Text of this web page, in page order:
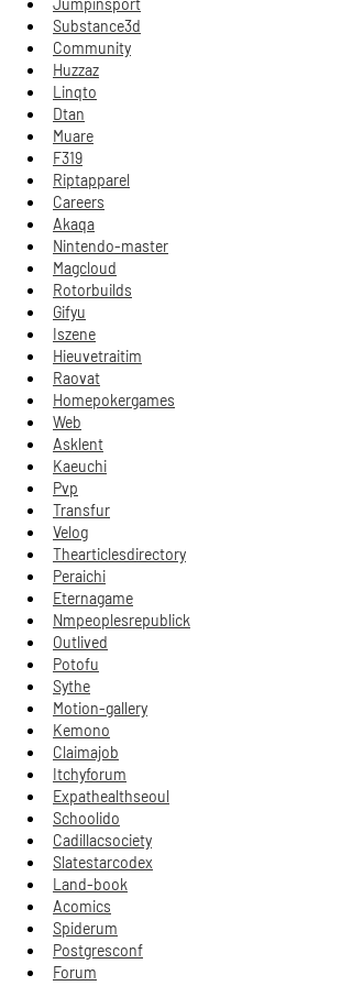
Jumpinsport
Substance3d
Community
Huzzaz
Linqto
Dtan
Muare
F319
Riptapparel
Careers
Akaqa
Nintendo-master
Magcloud
Rotorbuilds
Gifyu
Iszene
Hieuvetraitim
Raovat
Homepokergames
Web
Asklent
Kaeuchi
Pvp
Transfur
Velog
Thearticlesdirectory
Peraichi
Eternagame
Nmpeoplesrepublick
Outlived
Potofu
Sythe
Motion-gallery
Kemono
Claimajob
Itchyforum
Expathealthseoul
Schoolido
Cadillacsociety
Slatestarcodex
Land-book
Acomics
Spiderum
Postgresconf
Forum